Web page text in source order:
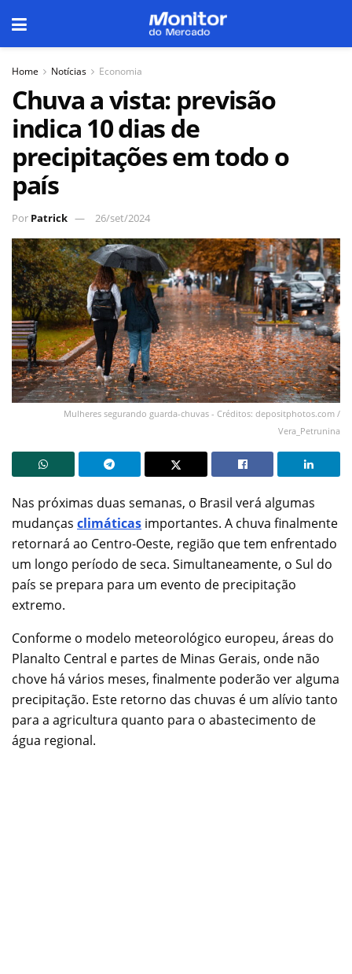
Home Notícias Economia
Chuva a vista: previsão
indica 10 dias de
precipitações em todo o
país
Por Patrick 26/set/2024
Mulheres segurando guarda-chuvas - Créditos: depositphotos.com /
Vera_Petrunina
Nas próximas duas semanas, o Brasil verá algumas
mudanças climáticas importantes. A chuva finalmente
retornará ao Centro-Oeste, região que tem enfrentado
um longo período de seca. Simultaneamente, o Sul do
país se prepara para um evento de precipitação
extremo.
Conforme o modelo meteorológico europeu, áreas do
Planalto Central e partes de Minas Gerais, onde não
chove há vários meses, finalmente poderão ver alguma
precipitação. Este retorno das chuvas é um alívio tanto
para a agricultura quanto para o abastecimento de
água regional.